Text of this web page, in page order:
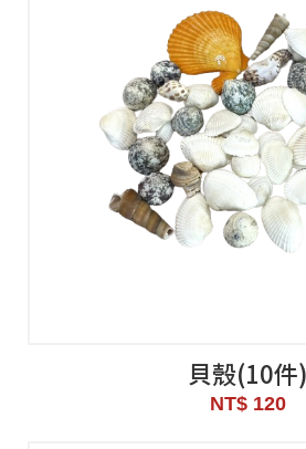
貝殼(10件)
NT$ 120